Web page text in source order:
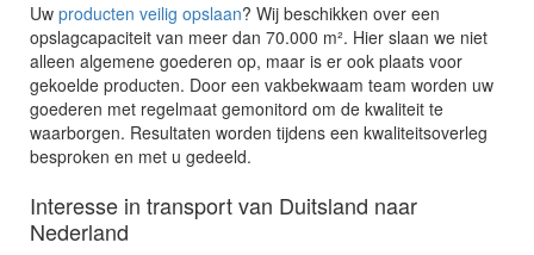
Uw producten veilig opslaan? Wij beschikken over een
opslagcapaciteit van meer dan 70.000 m². Hier slaan we niet
alleen algemene goederen op, maar is er ook plaats voor
gekoelde producten. Door een vakbekwaam team worden uw
goederen met regelmaat gemonitord om de kwaliteit te
waarborgen. Resultaten worden tijdens een kwaliteitsoverleg
besproken en met u gedeeld.
Interesse in transport van Duitsland naar
Nederland